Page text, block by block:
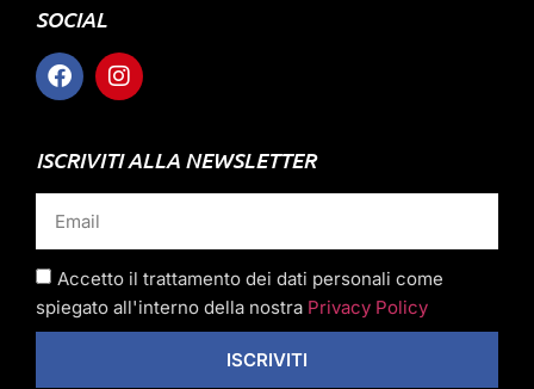
SOCIAL
ISCRIVITI ALLA NEWSLETTER
Accetto il trattamento dei dati personali come
spiegato all'interno della nostra Privacy Policy
ISCRIVITI